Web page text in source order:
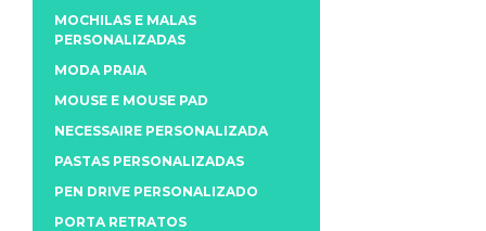
MOCHILAS E MALAS
PERSONALIZADAS
MODA PRAIA
MOUSE E MOUSE PAD
NECESSAIRE PERSONALIZADA
PASTAS PERSONALIZADAS
PEN DRIVE PERSONALIZADO
PORTA RETRATOS